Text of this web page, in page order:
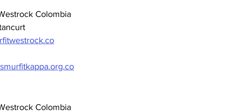
Colombia
Colombia